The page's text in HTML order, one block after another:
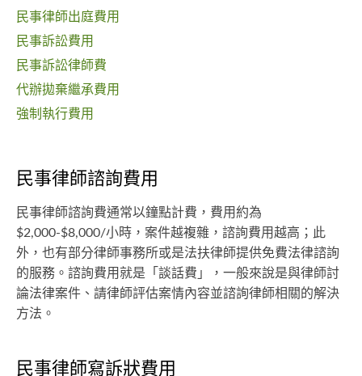
民事律師出庭費用
民事訴訟費用
民事訴訟律師費
代辦拋棄繼承費用
強制執行費用
民事律師諮詢費用
民事律師諮詢費通常以鐘點計費，費用約為
$2,000-$8,000/小時，案件越複雜，諮詢費用越高；此
外，也有部分律師事務所或是法扶律師提供免費法律諮詢
的服務。諮詢費用就是「談話費」，一般來說是與律師討
論法律案件、請律師評估案情內容並諮詢律師相關的解決
方法。
民事律師寫訴狀費用